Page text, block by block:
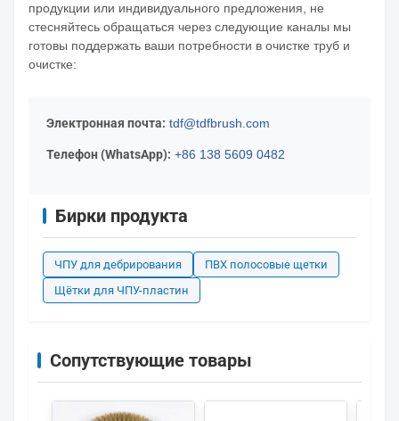
продукции или индивидуального предложения, не
стесняйтесь обращаться через следующие каналы мы
готовы поддержать ваши потребности в очистке труб и
очистке:
Электронная почта: tdf@tdfbrush.com
Телефон (WhatsApp): +86 138 5609 0482
Бирки продукта
ЧПУ для дебрирования
ПВХ полосовые щетки
Щётки для ЧПУ-пластин
Сопутствующие товары